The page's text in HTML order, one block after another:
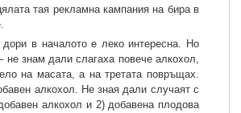
тая рекламна кампания на бира в
в началото е леко интересна. Но
знам дали слагаха повече алкохол,
на масата, а на третата повръщах.
алкохол. Не зная дали случаят с
алкохол и 2) добавена плодова